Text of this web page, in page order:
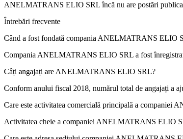
ANELMATRANS ELIO SRLîncă nu are postări
Întrebări frecvente
Când a fost fondată compania ANELMATRANS ELIO
Compania ANELMATRANS ELIO SRL a fost
Câți angajați are ANELMATRANS ELIO SRL?
Conform anului fiscal 2018, numărul total de angajați a
Care este activitatea comercială principală a companiei
Activitatea cheie a companiei ANELMATRANS ELIO